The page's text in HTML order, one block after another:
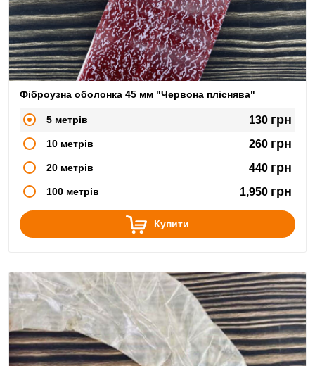
Фіброузна оболонка 45 мм "Червона пліснява"
5 метрів 130 грн
10 метрів 260 грн
20 метрів 440 грн
100 метрів 1,950 грн
Купити